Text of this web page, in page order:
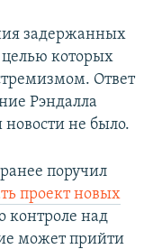
задержанных
которых
Ответ
Рэндалла
не было.
поручил
проект новых
контроле над
может прийти